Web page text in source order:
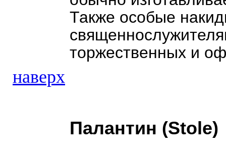
Также особые
торжественных и
наверх
Палантин (Stole)